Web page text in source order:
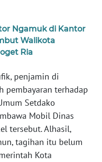
Ngamuk di Kantor
Walikota
Ria
penjamin di
pembayaran terhadap
Setdako
Mobil Dinas
tersebut. Alhasil,
tagihan itu belum
Kota